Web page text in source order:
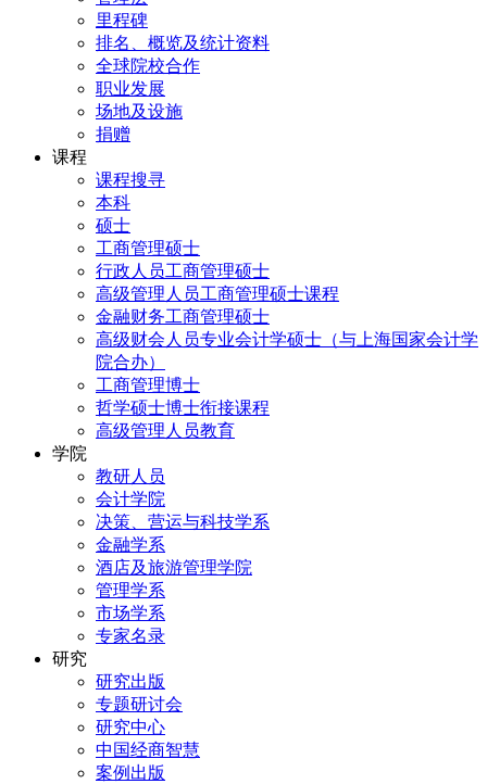
里程碑
排名、概览及统计资料
全球院校合作
职业发展
场地及设施
捐赠
课程
课程搜寻
本科
硕士
工商管理硕士
行政人员工商管理硕士
高级管理人员工商管理硕士课程
金融财务工商管理硕士
高级财会人员专业会计学硕士（与上海国家会计学
院合办）
工商管理博士
哲学硕士博士衔接课程
高级管理人员教育
学院
教研人员
会计学院
决策、营运与科技学系
金融学系
酒店及旅游管理学院
管理学系
市场学系
专家名录
研究
研究出版
专题研讨会
研究中心
中国经商智慧
案例出版